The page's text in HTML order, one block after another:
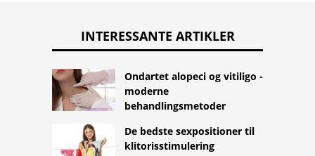
INTERESSANTE ARTIKLER
Ondartet alopeci og vitiligo -
moderne
behandlingsmetoder
De bedste sexpositioner til
klitorisstimulering